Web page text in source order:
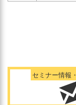
セミナー情報